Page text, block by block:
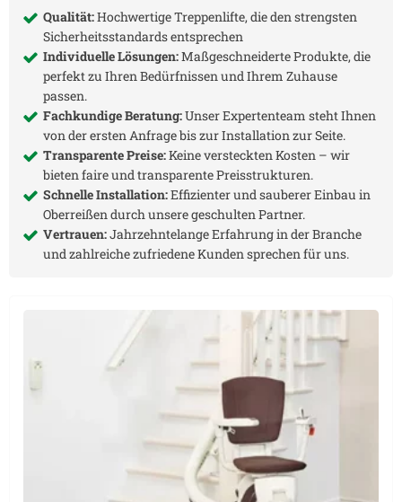
Qualität:Hochwertige Treppenlifte, die den strengsten
Sicherheitsstandards entsprechen
Individuelle Lösungen:Maßgeschneiderte Produkte, die
perfekt zu Ihren Bedürfnissen und Ihrem Zuhause
passen.
Fachkundige Beratung:Unser Expertenteam steht Ihnen
von der ersten Anfrage bis zur Installation zur Seite.
Transparente Preise:Keine versteckten Kosten – wir
bieten faire und transparente Preisstrukturen.
Schnelle Installation:Effizienter und sauberer Einbau in
Oberreißendurch unsere geschulten Partner.
Vertrauen:Jahrzehntelange Erfahrung in der Branche
und zahlreiche zufriedene Kunden sprechen für uns.